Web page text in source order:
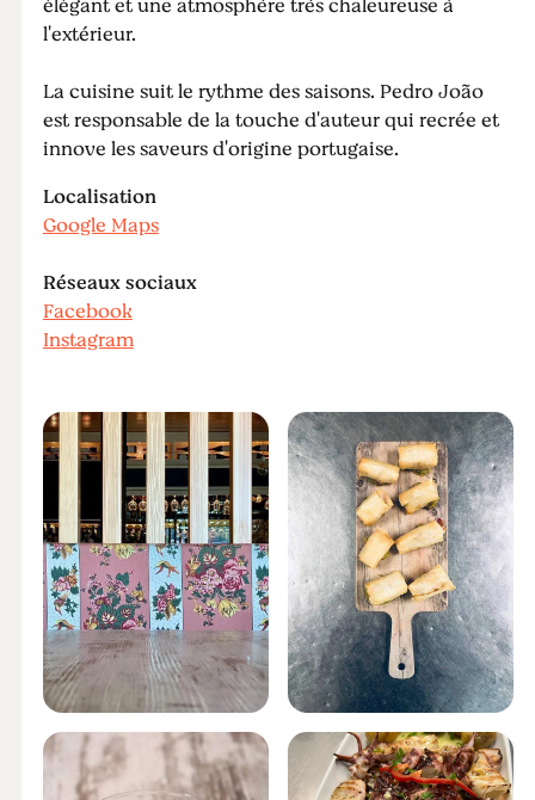
l'extérieur.
La cuisine suit le rythme des saisons. Pedro João
est responsable de la touche d'auteur qui recrée et
innove les saveurs d'origine portugaise.
Localisation
Google Maps
Réseaux sociaux
Facebook
Instagram